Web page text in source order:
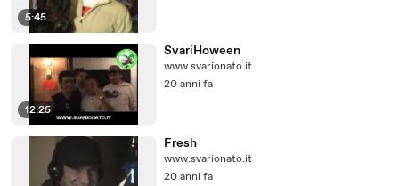
5:45
12:25
SvariHoween
www.svarionato.it
20 anni fa
Fresh
www.svarionato.it
20 anni fa